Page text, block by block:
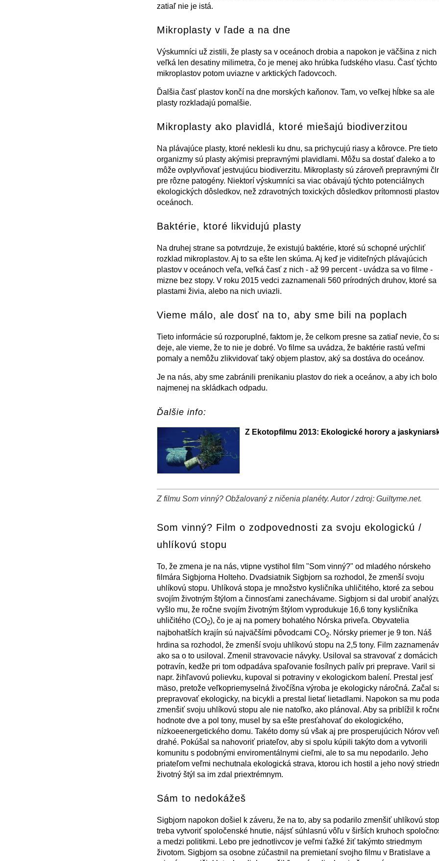
zatiaľ nie je istá.
Mikroplasty v ľade a na dne
Výskumníci už zistili, že plasty sa v oceánoch drobia a napokon je väčšina z nich
veľká len desatiny milimetra, čo je menej ako hrúbka ľudského vlasu. Časť týchto
mikroplastov potom uviazne v arktických ľadovcoch.
Ďalšia časť plastov končí na dne morských kaňonov. Tam, vo veľkej hĺbke sa ale
plasty rozkladajú pomalšie.
Mikroplasty ako plavidlá, ktoré miešajú biodiverzitou
Na plávajúce plasty, ktoré neklesli ku dnu, sa prichycujú riasy a kôrovce. Pre tieto
organizmy sú plasty akýmisi prepravnými plavidlami. Môžu sa dostať ďaleko a to
môže ovplyvňovať jestvujúcu biodiverzitu. Mikroplasty sú zároveň prepravnými
pre rôzne patogény. Niektorí výskumníci sa viac obávajú týchto potenciálnych
ekologických dôsledkov, než zdravotných toxických dôsledkov prítomnosti
oceánoch.
Baktérie, ktoré likvidujú plasty
Na druhej strane sa potvrdzuje, že existujú baktérie, ktoré sú schopné urýchliť
rozklad mikroplastov. Aj to sa ešte len skúma. Aj keď je viditeľných plávajúcich
plastov v oceánoch veľa, veľká časť z nich - až 99 percent - uvádza sa vo filme -
mizne bez stopy. V roku 2015 vedci zaznamenali 560 prírodných druhov, ktoré sa
plastami živia, alebo na nich uviazli.
Vieme málo, ale dosť na to, aby sme bili na poplach
Tieto informácie sú rozporuplné, faktom je, že celkom presne sa zatiaľ nevie, čo
deje, ale vieme, že to nie je dobré. Vo filme sa uvádza, že baktérie rastú veľmi
pomaly a nemôžu zlikvidovať taký objem plastov, aký sa dostáva do oceánov.
Je na nás, aby sme zabránili prenikaniu plastov do riek a oceánov, a aby ich bolo
najmenej na skládkach odpadu.
Ďalšie info:
Z Ekotopfilmu 2013: Ekologické horory a
Z filmu Som vinný? Obžalovaný z ničenia planéty. Autor / zdroj: Guiltyme.net.
Som vinný? Film o zodpovednosti za svoju ekologickú /
uhlíkovú stopu
To, že zmena je na nás, vtipne vystihol film "Som vinný?" od mladého nórskeho
filmára Sigbjorna Holteho. Dvadsiatnik Sigbjorn sa rozhodol, že zmenší svoju
uhlíkovú stopu. Uhlíková stopa je množstvo kysličníka uhličitého, ktoré za sebou
svojím životným štýlom a činnosťami zanechávame. Sigbjorn si dal urobiť
vyšlo mu, že ročne svojím životným štýlom vyprodukuje 16,6 tony kysličníka
uhličitého (CO2), čo je aj na pomery bohatého Nórska priveľa. Obyvatelia
najbohatších krajín sú najväčšími pôvodcami CO2. Nórsky priemer je 9 ton. Náš
hrdina sa rozhodol, že zmenší svoju uhlíkovú stopu na 2,5 tony. Film
ako sa o to usiloval. Zmenil stravovacie návyky. Usiloval sa stravovať z domácich
potravín, kedže pri tom odpadáva spaľovanie fosílnych palív pri preprave. Varil si
napr. žihľavovú polievku, kupoval si potraviny v ekologickom balení. Prestal jesť
mäso, pretože veľkopriemyselná živočíšna výroba je ekologicky náročná. Začal
prepravovať ekologicky, na bicykli a prestal lietať lietadlami. Napokon sa mu
zmenšiť svoju uhlíkovú stopu ale nie natoľko, ako plánoval. Aby sa priblížil k
hodnote dve a pol tony, musel by sa ešte presťahovať do ekologického,
nízkoeenergetického domu. Takéto domy sú však aj pre prosperujúcich Nórov
drahé. Pokúšal sa nahovoriť priateľov, aby si spolu kúpili takýto dom a vytvorili
komunitu s podobnými enviromentálnymi cieľmi, ale to sa mu nepodarilo. Jeho
priateľom veľmi nechutnala ekologická strava, ktorou ich hostil a jeho nový
životný štýl sa im zdal priextrémnym.
Sám to nedokážeš
Sigbjorn napokon došiel k záveru, že na to, aby sa podarilo zmenšiť uhlíkovú
treba vytvoriť spoločenské hnutie, nájsť súhlasnú vôľu v širších kruhoch
a medzi politikmi. Lebo pre jednotlivcov je veľmi ťažké žiť takýmto striedmym
životom. Sigbjorn sa osobne zúčastnil na premietaní svojho filmu v Bratislave a